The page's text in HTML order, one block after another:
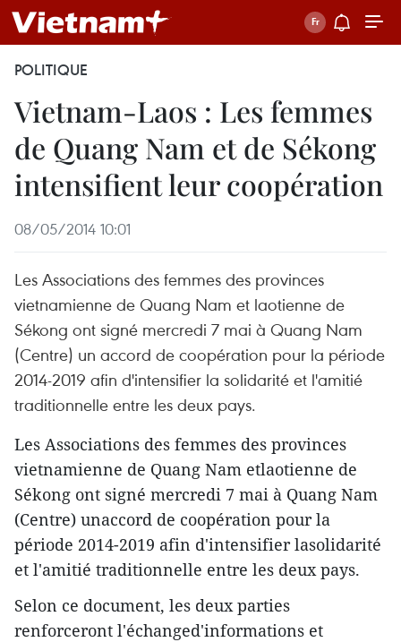
POLITIQUE
Vietnam-Laos : Les femmes
de Quang Nam et de Sékong
intensifient leur coopération
08/05/2014 10:01
Les Associations des femmes des provinces
vietnamienne de Quang Nam et laotienne de
Sékong ont signé mercredi 7 mai à Quang Nam
(Centre) un accord de coopération pour la période
2014-2019 afin d'intensifier la solidarité et l'amitié
traditionnelle entre les deux pays.
Les Associations des femmes des provinces
vietnamienne de Quang Nam etlaotienne de
Sékong ont signé mercredi 7 mai à Quang Nam
(Centre) unaccord de coopération pour la
période 2014-2019 afin d'intensifier lasolidarité
et l'amitié traditionnelle entre les deux pays.
Selon ce document, les deux parties
renforceront l'échanged'informations et